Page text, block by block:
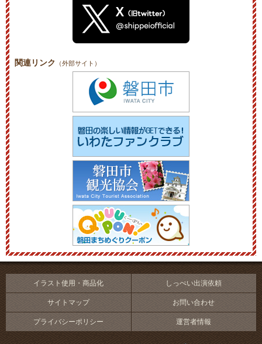
関連リンク （外部サイト）
イラスト使用・商品化 しっぺい出演依頼
サイトマップ お問い合わせ
プライバシーポリシー 運営者情報